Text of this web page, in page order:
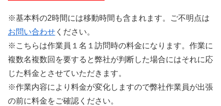
※基本料の2時間には移動時間も含まれます。ご不明点は
お問い合わせ ください。
※こちらは作業員１名１訪問時の料金になります。作業に
複数名複数回を要すると弊社が判断した場合にはそれに応
じた料金とさせていただきます。
※作業内容により料金が変化しますので弊社作業員が出張
の前に料金をご確認ください。